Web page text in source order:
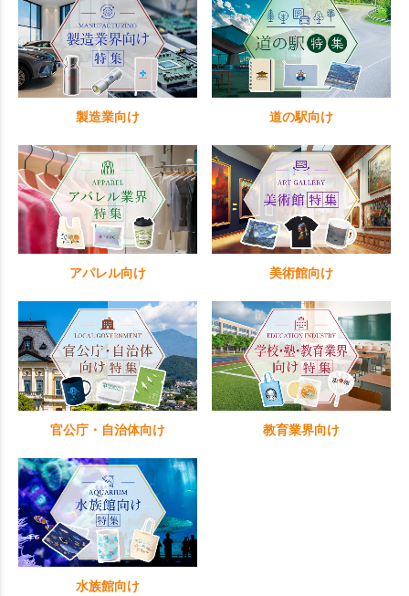
製造業向け 道の駅向け
アパレル向け 美術館向け
官公庁・自治体向け 教育業界向け
水族館向け